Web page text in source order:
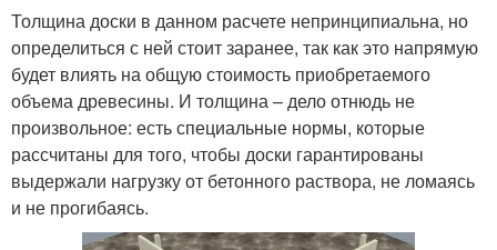
Толщина доски в данном расчете непринципиальна, но
определиться с ней стоит заранее, так как это напрямую
будет влиять на общую стоимость приобретаемого
объема древесины. И толщина – дело отнюдь не
произвольное: есть специальные нормы, которые
рассчитаны для того, чтобы доски гарантированы
выдержали нагрузку от бетонного раствора, не ломаясь
и не прогибаясь.